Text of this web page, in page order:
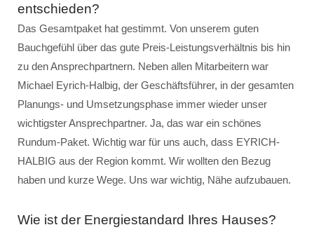
entschieden?
Das Gesamtpaket hat gestimmt. Von unserem guten
Bauchgefühl über das gute Preis-Leistungsverhältnis bis hin
zu den Ansprechpartnern. Neben allen Mitarbeitern war
Michael Eyrich-Halbig, der Geschäftsführer, in der gesamten
Planungs- und Umsetzungsphase immer wieder unser
wichtigster Ansprechpartner. Ja, das war ein schönes
Rundum-Paket. Wichtig war für uns auch, dass EYRICH-
HALBIG aus der Region kommt. Wir wollten den Bezug
haben und kurze Wege. Uns war wichtig, Nähe aufzubauen.
Wie ist der Energiestandard Ihres Hauses?